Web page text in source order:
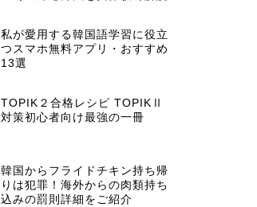
私が愛用する韓国語学習に役立
つスマホ無料アプリ・おすすめ
13選
TOPIK２合格レシピ TOPIKⅡ
対策初心者向け最強の一冊
韓国からフライドチキン持ち帰
りは犯罪！海外からの肉類持ち
込みの罰則詳細をご紹介